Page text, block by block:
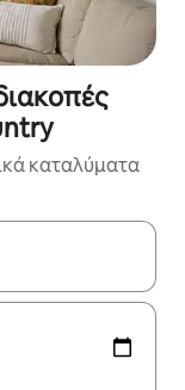
καταλύματα
μπορείτε να